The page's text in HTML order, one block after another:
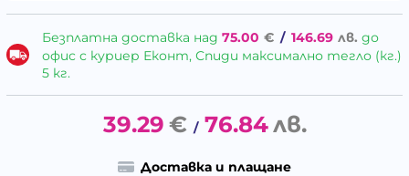
Безплатна доставка над 75.00 € / 146.69 лв. до
офис с куриер Еконт, Спиди максимално тегло (кг.)
5 кг.
39.29 € / 76.84лв.
Доставка и плащане